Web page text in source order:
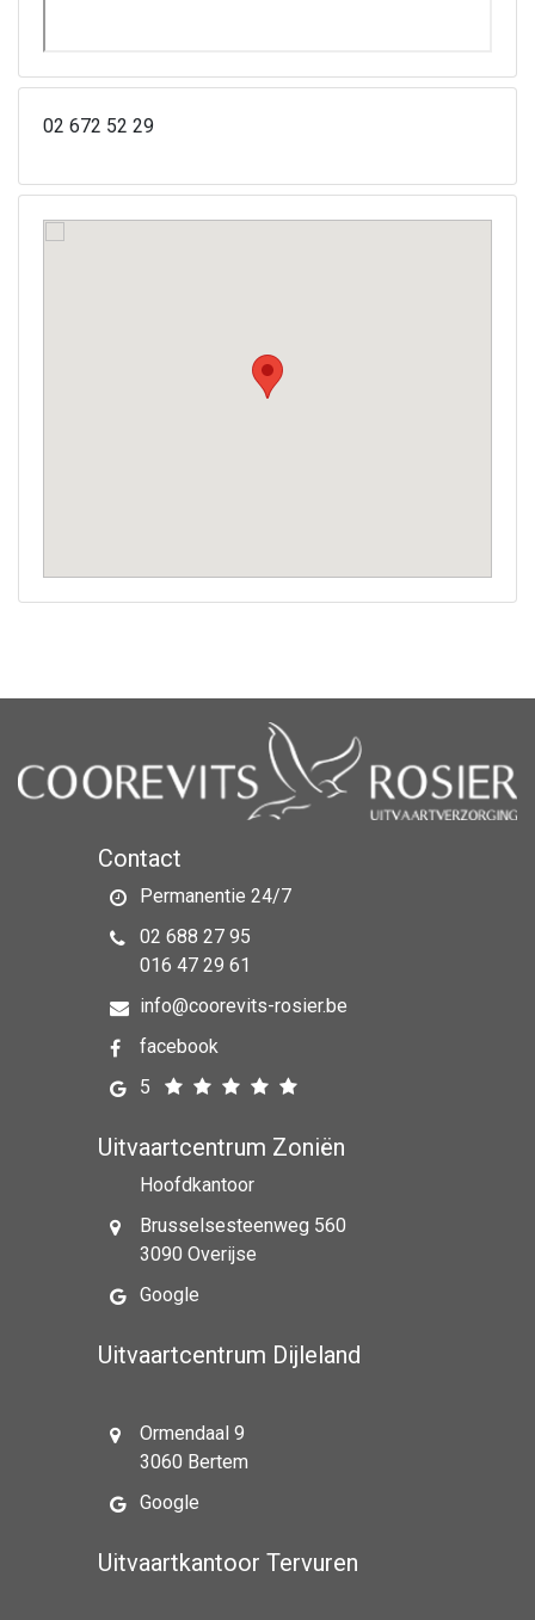
02 672 52 29
Contact
Permanentie 24/7
02 688 27 95
016 47 29 61
info@coorevits-rosier.be
facebook
5
Uitvaartcentrum Zoniën
Hoofdkantoor
Brusselsesteenweg 560
3090 Overijse
Google
Uitvaartcentrum Dijleland
Ormendaal 9
3060 Bertem
Google
Uitvaartkantoor Tervuren